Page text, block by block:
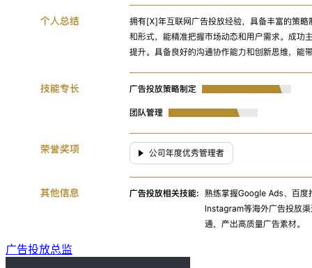
广告投放总监